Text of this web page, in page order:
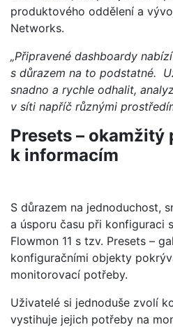
produktového oddělení a
Networks.
„Připravené dashboardy
s důrazem na to podstatné.
snadno a rychle odhalit,
v síti napříč různými
Presets – okamžitý
k informacím
S důrazem na jednoduchost,
a úsporu času při konfiguraci
Flowmon 11 s tzv. Presets –
konfiguračními objekty
monitorovací potřeby.
Uživatelé si jednoduše zvolí
vystihuje jejich potřeby na